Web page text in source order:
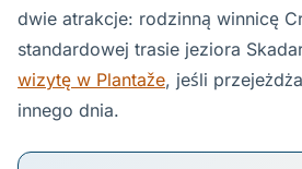
dwie atrakcje: rodzinną winnicę
standardowej trasie jeziora
wizytę w Plantaže, jeśli
innego dnia.